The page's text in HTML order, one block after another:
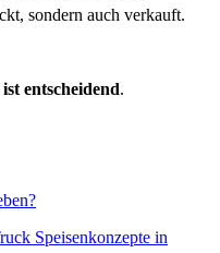
sondern auch verkauft.
entscheidend.
Speisenkonzepte in